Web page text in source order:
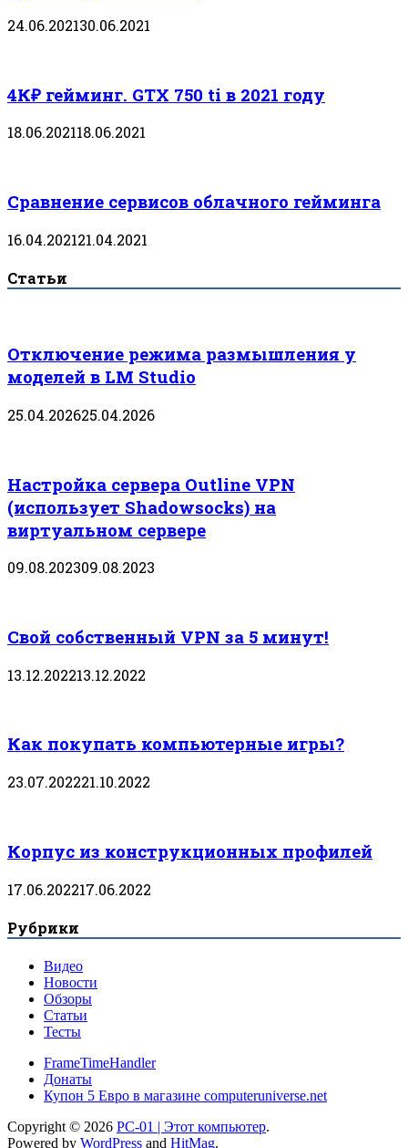
24.06.202130.06.2021
4К₽ гейминг. GTX 750 ti в 2021 году
18.06.202118.06.2021
Сравнение сервисов облачного гейминга
16.04.202121.04.2021
Статьи
Отключение режима размышления у
моделей в LM Studio
25.04.202625.04.2026
Настройка сервера Outline VPN
(использует Shadowsocks) на
виртуальном сервере
09.08.202309.08.2023
Свой собственный VPN за 5 минут!
13.12.202213.12.2022
Как покупать компьютерные игры?
23.07.202221.10.2022
Корпус из конструкционных профилей
17.06.202217.06.2022
Рубрики
Видео
Новости
Обзоры
Статьи
Тесты
FrameTimeHandler
Донаты
Купон 5 Евро в магазине computeruniverse.net
Copyright © 2026 PC-01 | Этот компьютер.
Powered by WordPress and HitMag.